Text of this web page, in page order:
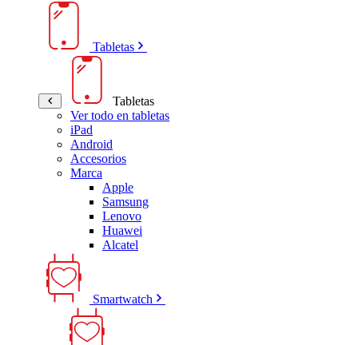
Tabletas
Tabletas
Ver todo en tabletas
iPad
Android
Accesorios
Marca
Apple
Samsung
Lenovo
Huawei
Alcatel
Smartwatch